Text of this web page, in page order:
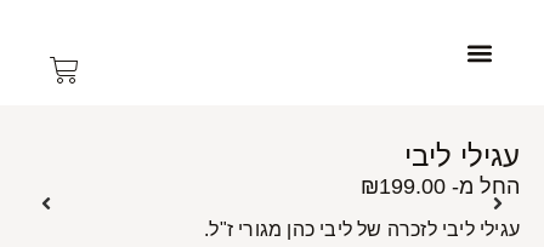
עגילי ליבי
החל מ- ₪199.00
עגילי ליבי לזכרה של ליבי כהן מגורי ז"ל.